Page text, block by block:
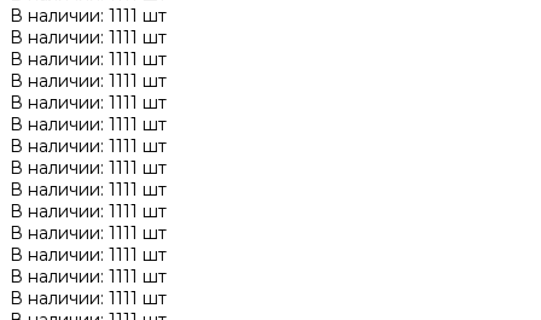
В наличии: 1111 шт
В наличии: 1111 шт
В наличии: 1111 шт
В наличии: 1111 шт
В наличии: 1111 шт
В наличии: 1111 шт
В наличии: 1111 шт
В наличии: 1111 шт
В наличии: 1111 шт
В наличии: 1111 шт
В наличии: 1111 шт
В наличии: 1111 шт
В наличии: 1111 шт
В наличии: 1111 шт